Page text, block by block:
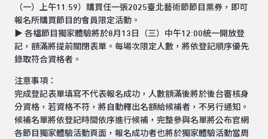
（一）上午11:59）購買任一張2025臺北藝術節節目票券，即可
報名所購買節目的會員限定活動。
▶ 各檔節目獨家體驗將於8月13日（三）中午12:00統一開放登
記，額滿將提前關閉表單。每場次限定人數，將依登記順序優先
錄取符合資格者。
注意事項：
完成登記表單填寫不代表報名成功，人數額滿後將於後台審核身
分資格，若資格不符，將自動釋出名額給候補者，不另行通知。
候補名單將依登記時間依序進行候補，完整參與名單將公布官網
各節目獨家體驗活動頁面，報名成功者也將於獨家體驗活動當周